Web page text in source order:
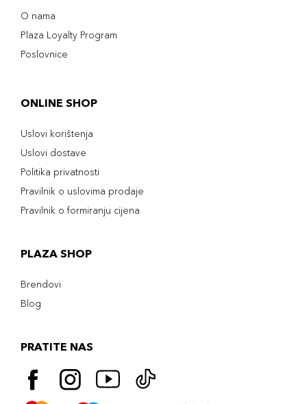
O nama
Plaza Loyalty Program
Poslovnice
ONLINE SHOP
Uslovi korištenja
Uslovi dostave
Politika privatnosti
Pravilnik o uslovima prodaje
Pravilnik o formiranju cijena
PLAZA SHOP
Brendovi
Blog
PRATITE NAS